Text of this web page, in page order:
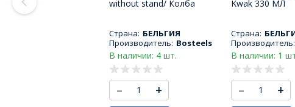
without stand/ Колба
Страна: БЕЛЬГИЯ
Производитель: Bosteels
В наличии: 4 шт.
– +
Kwak 330 МЛ
Страна:
Производитель:
В наличии: 1
– +